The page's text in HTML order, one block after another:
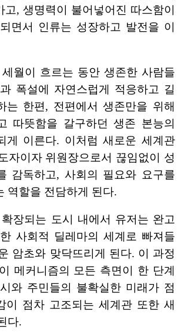
고, 생명력이 불어넣어진 따스함이
면서 인류는 성장하고 발전을 이
월이 흐르는 동안 생존한 사람들
폭설에 자연스럽게 적응하고 길
는 한편, 전편에서 생존만을 위해
따뜻함을 갈구하던 생존 본능의
게 이른다. 이처럼 새로운 세계관
자이자 위원장으로서 끊임없이 성
감독하고, 사회의 필요와 요구를
역할을 전담하게 된다.
장되는 도시 내에서 유저는 완고
사회적 딜레마의 세계로 빠져들
암초와 맞닥뜨리게 된다. 이 과정
메커니즘의 모든 측면이 한 단계
와 주민들의 불확실한 미래가 점
이 점차 고조되는 세계관 또한 새
다.